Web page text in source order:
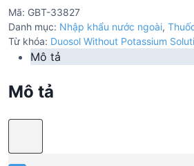
Mã: GBT-33827
Danh mục: Nhập khẩu nước ngoài,
Từ khóa: Duosol Without Potassium
Mô tả
Mô tả